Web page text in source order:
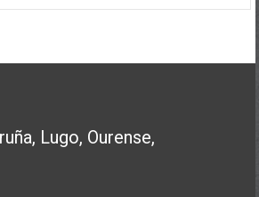
Lugo, Ourense,